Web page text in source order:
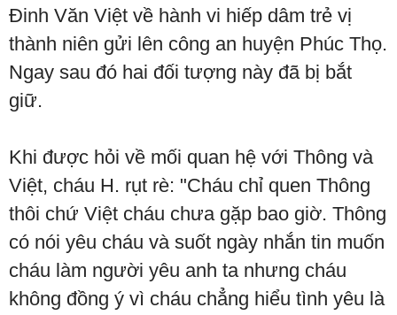
Đinh Văn Việt về hành vi hiếp dâm trẻ vị
thành niên gửi lên công an huyện Phúc Thọ.
Ngay sau đó hai đối tượng này đã bị bắt
giữ.
Khi được hỏi về mối quan hệ với Thông và
Việt, cháu H. rụt rè: "Cháu chỉ quen Thông
thôi chứ Việt cháu chưa gặp bao giờ. Thông
có nói yêu cháu và suốt ngày nhắn tin muốn
cháu làm người yêu anh ta nhưng cháu
không đồng ý vì cháu chẳng hiểu tình yêu là